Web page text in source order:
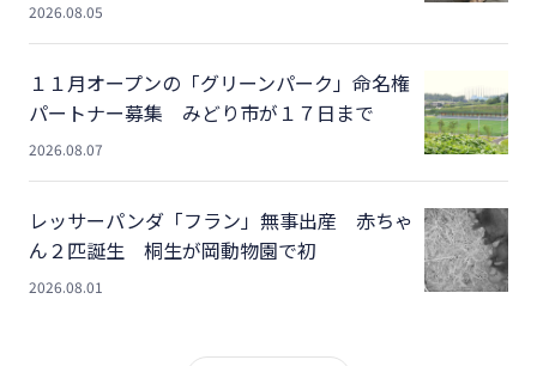
2026.08.05
１１月オープンの「グリーンパーク」命名権
パートナー募集 みどり市が１７日まで
2026.08.07
レッサーパンダ「フラン」無事出産 赤ちゃ
ん２匹誕生 桐生が岡動物園で初
2026.08.01